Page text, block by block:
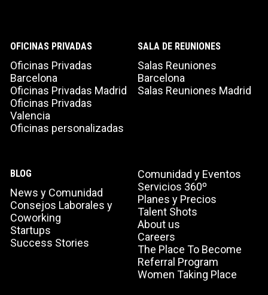
OFICINAS PRIVADAS
Oficinas Privadas
Barcelona
Oficinas Privadas Madrid
Oficinas Privadas
Valencia
Oficinas personalizadas
SALA DE REUNIONES
Salas Reuniones
Barcelona
Salas Reuniones Madrid
BLOG
News y Comunidad
Consejos Laborales y
Coworking
Startups
Success Stories
Comunidad y Eventos
Servicios 360º
Planes y Precios
Talent Shots
About us
Careers
The Place To Become
Referral Program
Women Taking Place